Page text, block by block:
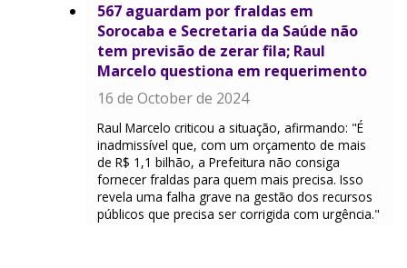
567 aguardam por fraldas em
Sorocaba e Secretaria da Saúde não
tem previsão de zerar fila; Raul
Marcelo questiona em requerimento
16 de October de 2024
Raul Marcelo criticou a situação, afirmando: "É
inadmissível que, com um orçamento de mais
de R$ 1,1 bilhão, a Prefeitura não consiga
fornecer fraldas para quem mais precisa. Isso
revela uma falha grave na gestão dos recursos
públicos que precisa ser corrigida com urgência."